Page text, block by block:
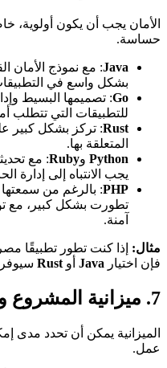
الأمان يجب أن يكون أولوية،
حساسة.
Java: مع نموذج الأمان
بشكل واسع في
Go: تصميمها البسيط
للتطبيقات التي تتطلب
Rust: تركز بشكل كبير
المتعلقة بها.
Python وRuby: مع
يجب الانتباه إلى إدارة
PHP: بالرغم من سمعتها
تطورت بشكل كبير، مع
آمنة.
مثال: إذا كنت تطور تطبيقًا
فإن اختيار Java أو Rust سيوفر
7. ميزانية المشروع والتكاليف
الميزانية يمكن أن تحدد مدى
عمل.